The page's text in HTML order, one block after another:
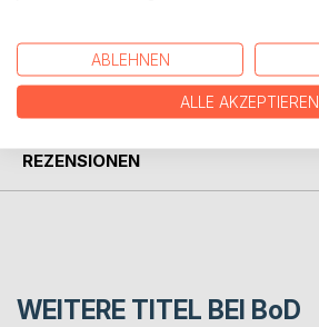
AUTOR/IN
REZENSIONEN
WEITERE TITEL BEI BoD
ABLEHNEN
ALLE AKZEPTIEREN